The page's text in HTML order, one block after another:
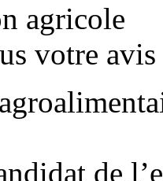
agricole
votre avis
de